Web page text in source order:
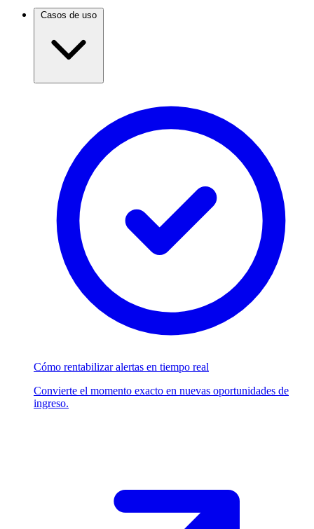
Casos de uso
Cómo rentabilizar alertas en tiempo real
Convierte el momento exacto en nuevas oportunidades de
ingreso.